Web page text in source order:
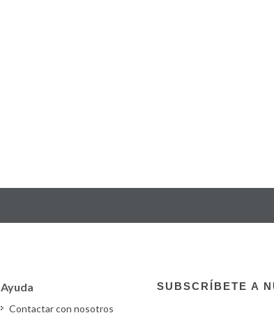
Ayuda
Contactar con nosotros
SUBSCRÍBETE A